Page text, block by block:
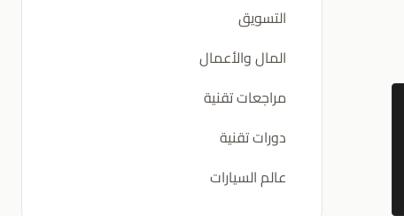
التسويق
المال والأعمال
مراجعات تقنية
دورات تقنية
عالم السيارات